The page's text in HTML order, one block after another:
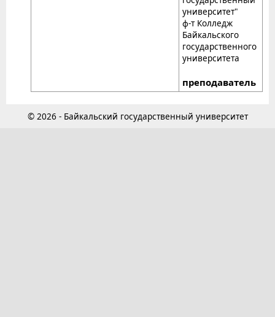
университет"
ф-т Колледж
Байкальского
государственного
университета
преподаватель
© 2026 - Байкальский государственный университет